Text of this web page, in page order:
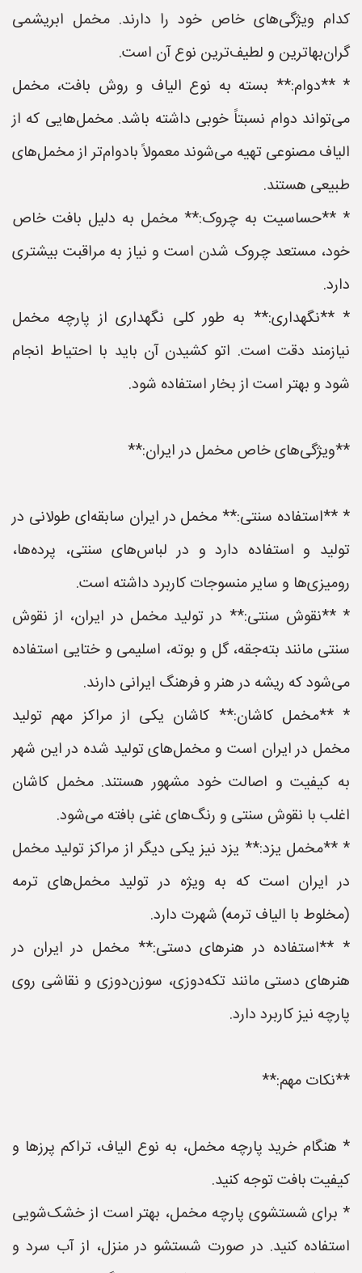
کدام ویژگی‌های خاص خود را دارند. مخمل ابریشمی
گران‌بهاترین و لطیف‌ترین نوع آن است.
* **دوام:** بسته به نوع الیاف و روش بافت، مخمل
می‌تواند دوام نسبتاً خوبی داشته باشد. مخمل‌هایی که از
الیاف مصنوعی تهیه می‌شوند معمولاً بادوام‌تر از مخمل‌های
طبیعی هستند.
* **حساسیت به چروک:** مخمل به دلیل بافت خاص
خود، مستعد چروک شدن است و نیاز به مراقبت بیشتری
دارد.
* **نگهداری:** به طور کلی نگهداری از پارچه مخمل
نیازمند دقت است. اتو کشیدن آن باید با احتیاط انجام
شود و بهتر است از بخار استفاده شود.
**ویژگی‌های خاص مخمل در ایران:**
* **استفاده سنتی:** مخمل در ایران سابقه‌ای طولانی در
تولید و استفاده دارد و در لباس‌های سنتی، پرده‌ها،
رومیزی‌ها و سایر منسوجات کاربرد داشته است.
* **نقوش سنتی:** در تولید مخمل در ایران، از نقوش
سنتی مانند بته‌جقه، گل و بوته، اسلیمی و ختایی استفاده
می‌شود که ریشه در هنر و فرهنگ ایرانی دارند.
* **مخمل کاشان:** کاشان یکی از مراکز مهم تولید
مخمل در ایران است و مخمل‌های تولید شده در این شهر
به کیفیت و اصالت خود مشهور هستند. مخمل کاشان
اغلب با نقوش سنتی و رنگ‌های غنی بافته می‌شود.
* **مخمل یزد:** یزد نیز یکی دیگر از مراکز تولید مخمل
در ایران است که به ویژه در تولید مخمل‌های ترمه
(مخلوط با الیاف ترمه) شهرت دارد.
* **استفاده در هنرهای دستی:** مخمل در ایران در
هنرهای دستی مانند تکه‌دوزی، سوزن‌دوزی و نقاشی روی
پارچه نیز کاربرد دارد.
**نکات مهم:**
* هنگام خرید پارچه مخمل، به نوع الیاف، تراکم پرزها و
کیفیت بافت توجه کنید.
* برای شستشوی پارچه مخمل، بهتر است از خشک‌شویی
استفاده کنید. در صورت شستشو در منزل، از آب سرد و